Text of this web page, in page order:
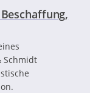
Schmidt